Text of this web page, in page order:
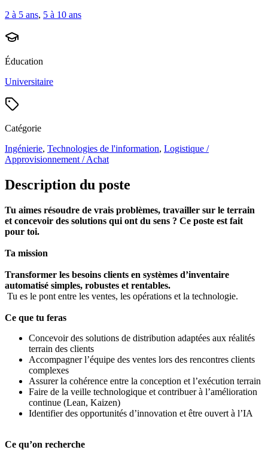
2 à 5 ans, 5 à 10 ans
Éducation
Universitaire
Catégorie
Ingénierie, Technologies de l'information, Logistique /
Approvisionnement / Achat
Description du poste
Tu aimes résoudre de vrais problèmes, travailler sur le terrain
et concevoir des solutions qui ont du sens ? Ce poste est fait
pour toi.
Ta mission
Transformer les besoins clients en systèmes d’inventaire
automatisé simples, robustes et rentables.
Tu es le pont entre les ventes, les opérations et la technologie.
Ce que tu feras
Concevoir des solutions de distribution adaptées aux réalités
terrain des clients
Accompagner l’équipe des ventes lors des rencontres clients
complexes
Assurer la cohérence entre la conception et l’exécution terrain
Faire de la veille technologique et contribuer à l’amélioration
continue (Lean, Kaizen)
Identifier des opportunités d’innovation et être ouvert à l’IA
Ce qu’on recherche